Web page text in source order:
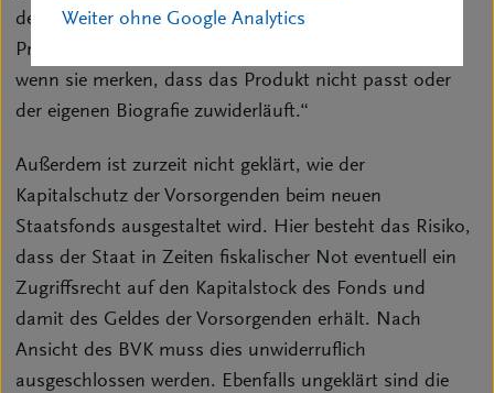
Weiter ohne Google Analytics
der Vorsorgesparer zu entsprechen“, sagt BVK-
Präsident Heinz. „Das kann sich später bitter rächen,
wenn sie merken, dass das Produkt nicht passt oder
der eigenen Biografie zuwiderläuft.“
Außerdem ist zurzeit nicht geklärt, wie der
Kapitalschutz der Vorsorgenden beim neuen
Staatsfonds ausgestaltet wird. Hier besteht das Risiko,
dass der Staat in Zeiten fiskalischer Not eventuell ein
Zugriffsrecht auf den Kapitalstock des Fonds und
damit des Geldes der Vorsorgenden erhält. Nach
Ansicht des BVK muss dies unwiderruflich
ausgeschlossen werden. Ebenfalls ungeklärt sind die